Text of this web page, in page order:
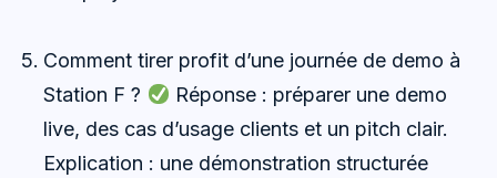
Comment tirer profit d’une journée de demo à
Station F ?
Réponse : préparer une demo
live, des cas d’usage clients et un pitch clair.
Explication : une démonstration structurée